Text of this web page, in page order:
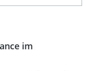
für
für Domlagerbefestigung
im